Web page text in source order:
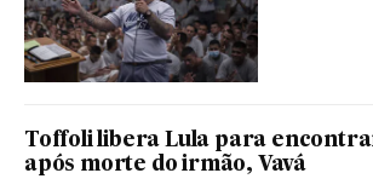
Toffoli libera Lula para
após morte do irmão, Vavá